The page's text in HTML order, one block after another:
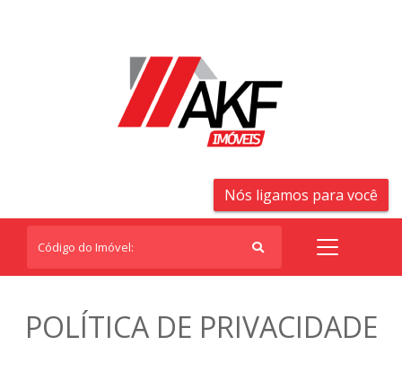
Nós ligamos para você
POLÍTICA DE PRIVACIDADE